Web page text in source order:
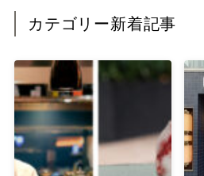
カテゴリー新着記事